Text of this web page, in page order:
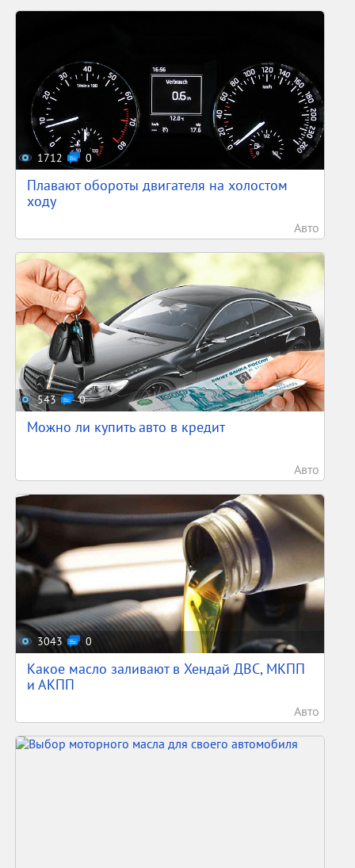
1712 0
Плавают обороты двигателя на холостом
ходу
Авто
543 0
Можно ли купить авто в кредит
Авто
3043 0
Какое масло заливают в Хендай ДВС, МКПП
и АКПП
Авто